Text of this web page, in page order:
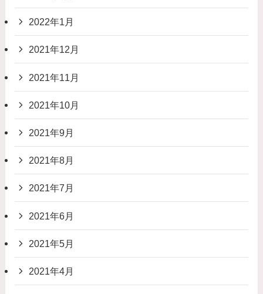
2022年1月
2021年12月
2021年11月
2021年10月
2021年9月
2021年8月
2021年7月
2021年6月
2021年5月
2021年4月